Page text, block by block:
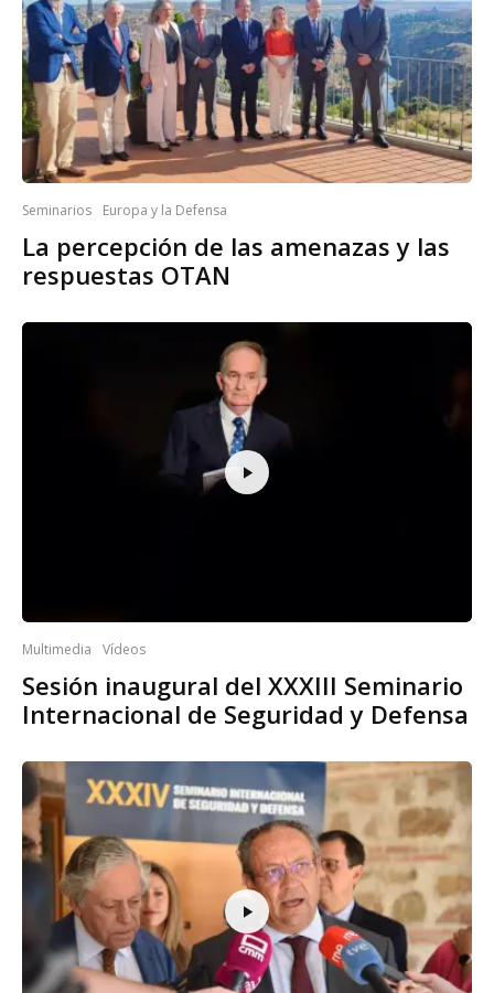
Seminarios Europa y la Defensa
La percepción de las amenazas y las
respuestas OTAN
Multimedia Vídeos
Sesión inaugural del XXXIII Seminario
Internacional de Seguridad y Defensa